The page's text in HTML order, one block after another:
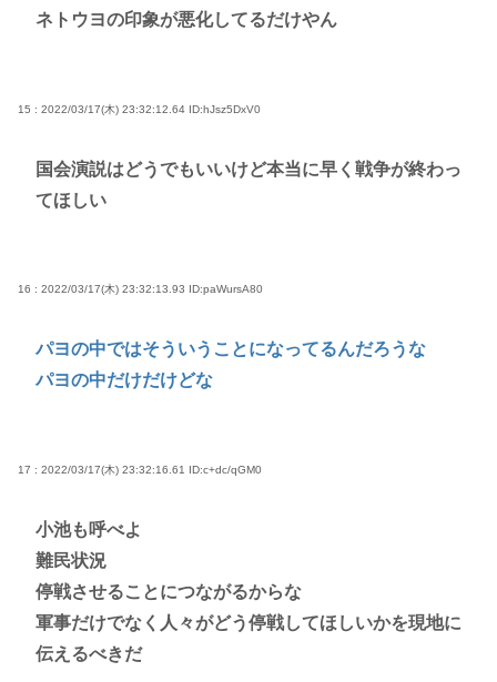
ネトウヨの印象が悪化してるだけやん
15 : 2022/03/17(木) 23:32:12.64 ID:hJsz5DxV0
国会演説はどうでもいいけど本当に早く戦争が終わっ
てほしい
16 : 2022/03/17(木) 23:32:13.93 ID:paWursA80
パヨの中ではそういうことになってるんだろうな
パヨの中だけだけどな
17 : 2022/03/17(木) 23:32:16.61 ID:c+dc/qGM0
小池も呼べよ
難民状況
停戦させることにつながるからな
軍事だけでなく人々がどう停戦してほしいかを現地に
伝えるべきだ